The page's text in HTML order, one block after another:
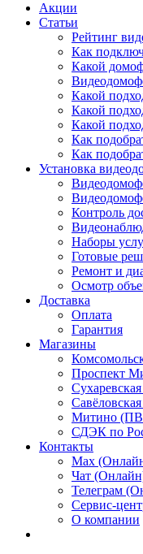
Акции
Статьи
Рейтинг
Как
Какой
Какой
Какой
Какой
Как
Как
Установка
Контроль
Наборы
Готовые
Ремонт и
Осмотр
Доставка
Оплата
Гарантия
Магазины
Проспект
Митино
СДЭК по
Контакты
Max
Чат
Телеграм
Сервис-
О компании